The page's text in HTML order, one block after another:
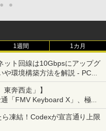
● ●
1週間 1カ月
ット回線は10Gbpsにアップグ
や環境構築方法を解説 - PC
東奔西走」】
「FMV Keyboard X」、極限
凍結！Codexが宣言通り上限